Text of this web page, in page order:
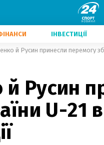
ІНВЕСТИЦІЇ
й Русин принесли перемогу
Русин
U-21